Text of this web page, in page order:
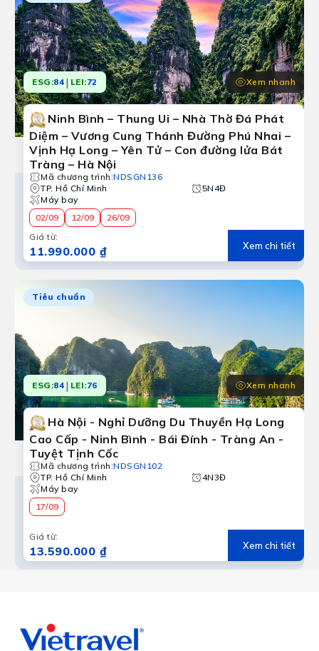
ESG:84 | LEI:72 Xem nhanh
Ninh Bình – Thung Ui – Nhà Thờ Đá Phát
Diệm – Vương Cung Thánh Đường Phú Nhai –
Vịnh Hạ Long – Yên Tử – Con đường lửa Bát
Tràng – Hà Nội
Mã chương trình:NDSGN136
TP. Hồ Chí Minh
5N4Đ
Máy bay
02/09
12/09
26/09
Giá từ:
11.990.000 ₫ Xem chi tiết
Tiêu chuẩn
ESG:84 | LEI:76 Xem nhanh
Hà Nội - Nghỉ Dưỡng Du Thuyền Hạ Long
Cao Cấp - Ninh Bình - Bái Đính - Tràng An -
Tuyệt Tịnh Cốc
Mã chương trình:NDSGN102
TP. Hồ Chí Minh
4N3Đ
Máy bay
17/09
Giá từ:
13.590.000 ₫ Xem chi tiết